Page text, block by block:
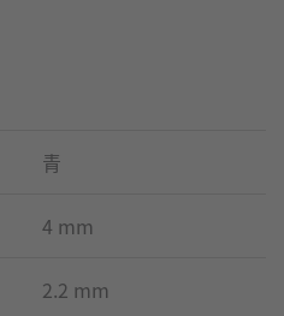
青
4 mm
2.2 mm